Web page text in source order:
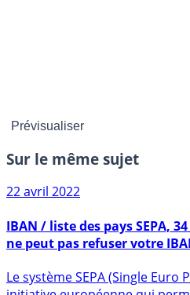
Sur le même sujet
22 avril 2022
IBAN / liste des pays SEPA,
ne peut pas refuser votre